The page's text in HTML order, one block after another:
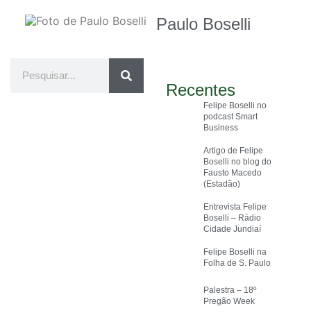
Paulo Boselli
Recentes
Felipe Boselli no
podcast Smart
Business
Artigo de Felipe
Boselli no blog do
Fausto Macedo
(Estadão)
Entrevista Felipe
Boselli – Rádio
Cidade Jundiaí
Felipe Boselli na
Folha de S. Paulo
Palestra – 18º
Pregão Week